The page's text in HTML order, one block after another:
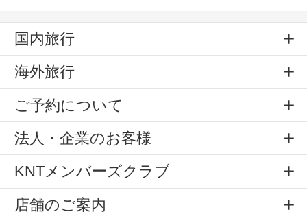
国内旅行
海外旅行
ご予約について
法人・企業のお客様
KNTメンバーズクラブ
店舗のご案内